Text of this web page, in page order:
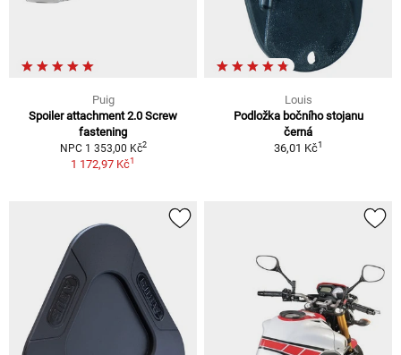
Puig
Spoiler attachment 2.0 Screw
fastening
NPC 1 353,00 Kč2
1 172,97 Kč1
Louis
Podložka bočního stojanu
černá
36,01 Kč1